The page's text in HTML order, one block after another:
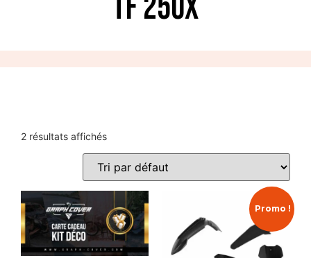
TF 250X
2 résultats affichés
Promo !